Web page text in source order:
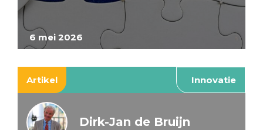
6 mei 2026
Artikel Innovatie
Dirk-Jan de Bruijn